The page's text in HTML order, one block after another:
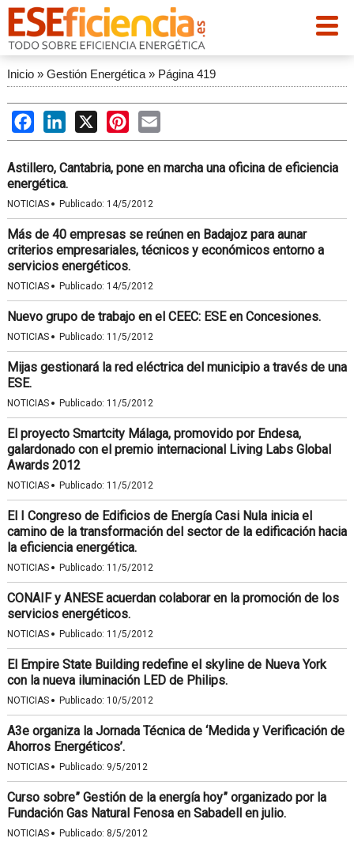
Inicio» Gestión Energética» Página 419
FacebookLinkedIn
X PinterestEmail
Astillero, Cantabria, pone en marcha una oficina de eficiencia
energética.
NOTICIAS · Publicado: 14/5/2012
Más de 40 empresas se reúnen en Badajoz para aunar
criterios empresariales, técnicos y económicos entorno a
servicios energéticos.
NOTICIAS · Publicado: 14/5/2012
Nuevo grupo de trabajo en el CEEC: ESE en Concesiones.
NOTICIAS · Publicado: 11/5/2012
Mijas gestionará la red eléctrica del municipio a través de una
ESE.
NOTICIAS · Publicado: 11/5/2012
El proyecto Smartcity Málaga, promovido por Endesa,
galardonado con el premio internacional Living Labs Global
Awards 2012
NOTICIAS · Publicado: 11/5/2012
El I Congreso de Edificios de Energía Casi Nula inicia el
camino de la transformación del sector de la edificación hacia
la eficiencia energética.
NOTICIAS · Publicado: 11/5/2012
CONAIF y ANESE acuerdan colaborar en la promoción de los
servicios energéticos.
NOTICIAS · Publicado: 11/5/2012
El Empire State Building redefine el skyline de Nueva York
con la nueva iluminación LED de Philips.
NOTICIAS · Publicado: 10/5/2012
A3e organiza la Jornada Técnica de ‘Medida y Verificación de
Ahorros Energéticos’.
NOTICIAS · Publicado: 9/5/2012
Curso sobre” Gestión de la energía hoy” organizado por la
Fundación Gas Natural Fenosa en Sabadell en julio.
NOTICIAS · Publicado: 8/5/2012